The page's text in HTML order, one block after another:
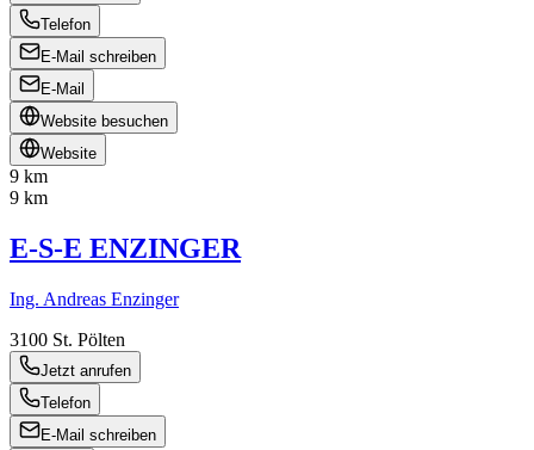
Telefon
E-Mail schreiben
E-Mail
Website besuchen
Website
9 km
9 km
E-S-E ENZINGER
Ing. Andreas Enzinger
3100 St. Pölten
Jetzt anrufen
Telefon
E-Mail schreiben